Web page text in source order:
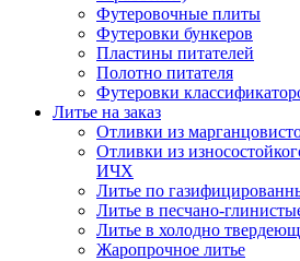
Футеровочные плиты
Футеровки бункеров
Пластины питателей
Полотно питателя
Футеровки
Литье на заказ
Отливки из
Отливки из
ИЧХ
Литье по
Литье в песчано-
Литье в холодно
Жаропрочное литье